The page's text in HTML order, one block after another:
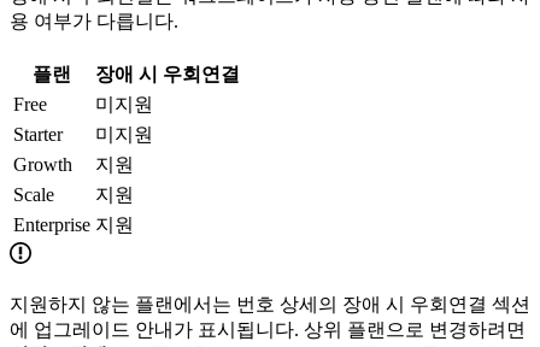
용 여부가 다릅니다.
플랜
장애 시 우회연결
Free
미지원
Starter
미지원
Growth
지원
Scale
지원
Enterprise 지원
지원하지 않는 플랜에서는 번호 상세의 장애 시 우회연결 섹션
에 업그레이드 안내가 표시됩니다. 상위 플랜으로 변경하려면